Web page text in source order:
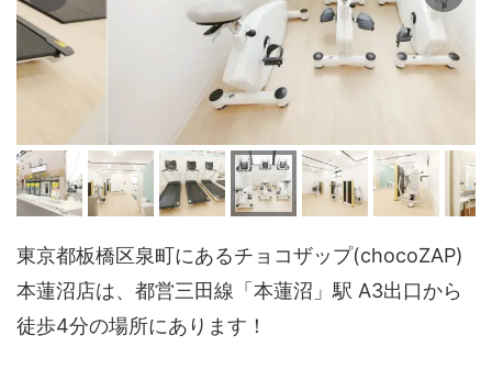
東京都板橋区泉町にあるチョコザップ(chocoZAP)
本蓮沼店は、都営三田線「本蓮沼」駅 A3出口から
徒歩4分の場所にあります！